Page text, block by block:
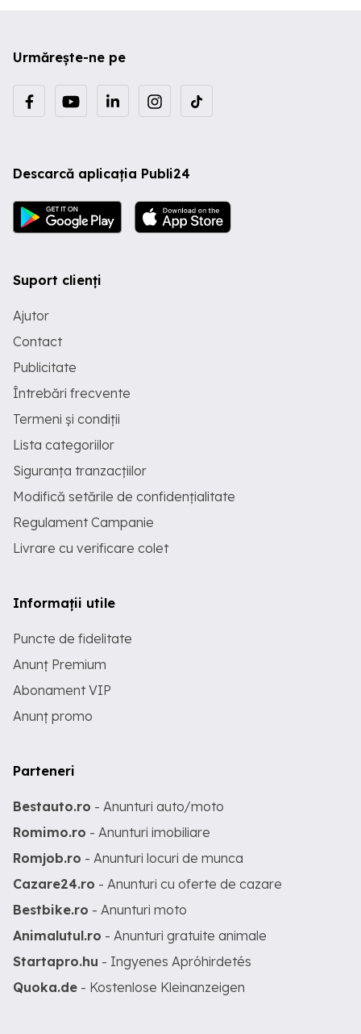
Urmărește-ne pe
Descarcă aplicația Publi24
Suport clienți
Ajutor
Contact
Publicitate
Întrebări frecvente
Termeni și condiții
Lista categoriilor
Siguranța tranzacțiilor
Modifică setările de confidențialitate
Regulament Campanie
Livrare cu verificare colet
Informații utile
Puncte de fidelitate
Anunț Premium
Abonament VIP
Anunț promo
Parteneri
Bestauto.ro - Anunturi auto/moto
Romimo.ro - Anunturi imobiliare
Romjob.ro - Anunturi locuri de munca
Cazare24.ro - Anunturi cu oferte de cazare
Bestbike.ro - Anunturi moto
Animalutul.ro - Anunturi gratuite animale
Startapro.hu - Ingyenes Apróhirdetés
Quoka.de - Kostenlose Kleinanzeigen